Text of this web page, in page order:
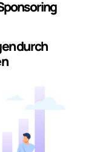
durch